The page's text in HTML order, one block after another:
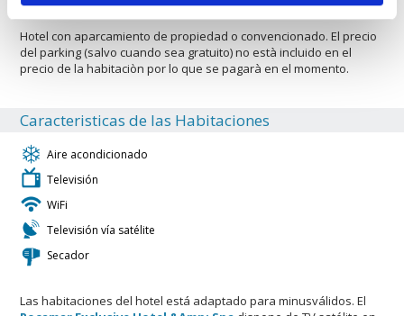
Hotel con aparcamiento de propiedad o convencionado. El precio
del parking (salvo cuando sea gratuito) no està incluido en el
precio de la habitaciòn por lo que se pagarà en el momento.
Caracteristicas de las Habitaciones
Aire acondicionado
Televisión
WiFi
Televisión vía satélite
Secador
Las habitaciones del hotel está adaptado para minusválidos. El